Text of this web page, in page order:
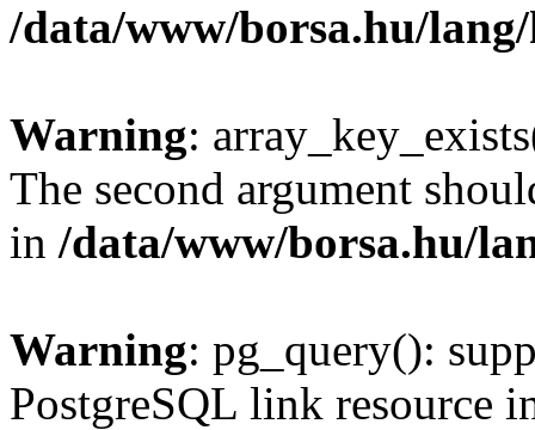
/data/www/borsa.hu/
Warning:
The second argument
in /data/www/borsa.hu/
Warning: pg_query():
PostgreSQL link resource